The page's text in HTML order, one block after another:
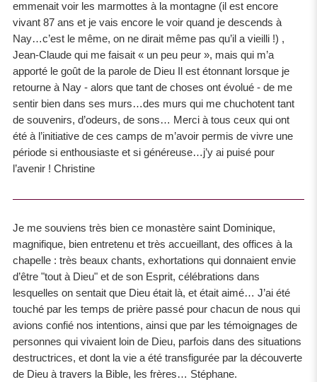
emmenait voir les marmottes à la montagne (il est encore
vivant 87 ans et je vais encore le voir quand je descends à
Nay…c’est le même, on ne dirait même pas qu’il a vieilli !) ,
Jean-Claude qui me faisait « un peu peur », mais qui m’a
apporté le goût de la parole de Dieu Il est étonnant lorsque je
retourne à Nay - alors que tant de choses ont évolué - de me
sentir bien dans ses murs…des murs qui me chuchotent tant
de souvenirs, d’odeurs, de sons… Merci à tous ceux qui ont
été à l’initiative de ces camps de m’avoir permis de vivre une
période si enthousiaste et si généreuse…j’y ai puisé pour
l’avenir ! Christine
Je me souviens très bien ce monastère saint Dominique,
magnifique, bien entretenu et très accueillant, des offices à la
chapelle : très beaux chants, exhortations qui donnaient envie
d’être "tout à Dieu" et de son Esprit, célébrations dans
lesquelles on sentait que Dieu était là, et était aimé… J’ai été
touché par les temps de prière passé pour chacun de nous qui
avions confié nos intentions, ainsi que par les témoignages de
personnes qui vivaient loin de Dieu, parfois dans des situations
destructrices, et dont la vie a été transfigurée par la découverte
de Dieu à travers la Bible, les frères… Stéphane.